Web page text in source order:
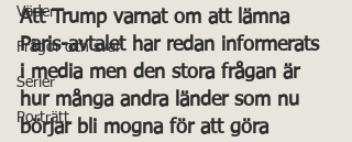
Väder
Frågor och svar
Serier
Porträtt
Att Trump varnat om att lämna
Paris-avtalet har redan informerats
i media men den stora frågan är
hur många andra länder som nu
börjar bli mogna för att göra